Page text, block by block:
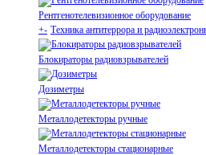
Рентгенотелевизионное оборудование
+- Техника антитеррора и
Блокираторы радиовзрывателей
Дозиметры
Металлодетекторы ручные
Металлодетекторы стационарные